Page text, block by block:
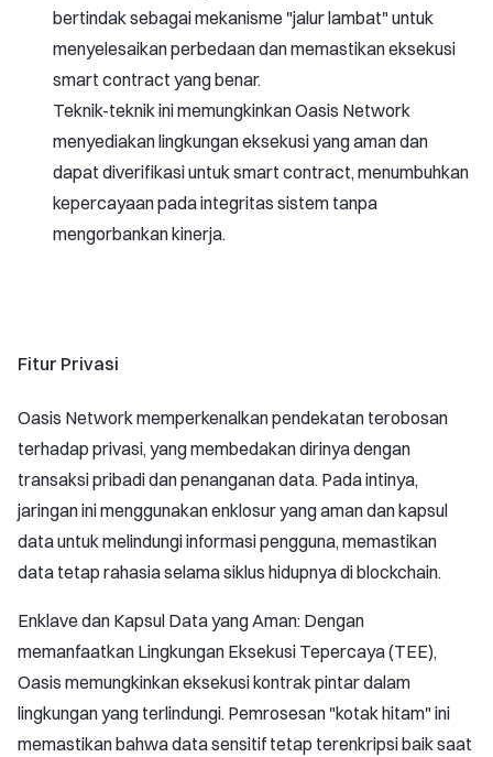
bertindak sebagai mekanisme "jalur lambat" untuk
menyelesaikan perbedaan dan memastikan eksekusi
smart contract yang benar.
Teknik-teknik ini memungkinkan Oasis Network
menyediakan lingkungan eksekusi yang aman dan
dapat diverifikasi untuk smart contract, menumbuhkan
kepercayaan pada integritas sistem tanpa
mengorbankan kinerja.
Fitur Privasi
Oasis Network memperkenalkan pendekatan terobosan
terhadap privasi, yang membedakan dirinya dengan
transaksi pribadi dan penanganan data. Pada intinya,
jaringan ini menggunakan enklosur yang aman dan kapsul
data untuk melindungi informasi pengguna, memastikan
data tetap rahasia selama siklus hidupnya di blockchain.
Enklave dan Kapsul Data yang Aman: Dengan
memanfaatkan Lingkungan Eksekusi Tepercaya (TEE),
Oasis memungkinkan eksekusi kontrak pintar dalam
lingkungan yang terlindungi. Pemrosesan "kotak hitam" ini
memastikan bahwa data sensitif tetap terenkripsi baik saat